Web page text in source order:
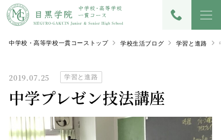
中学校・高等学校一貫コーストップ 学校生活ブログ 学習と進路
2019.07.25 学習と進路
中学プレゼン技法講座